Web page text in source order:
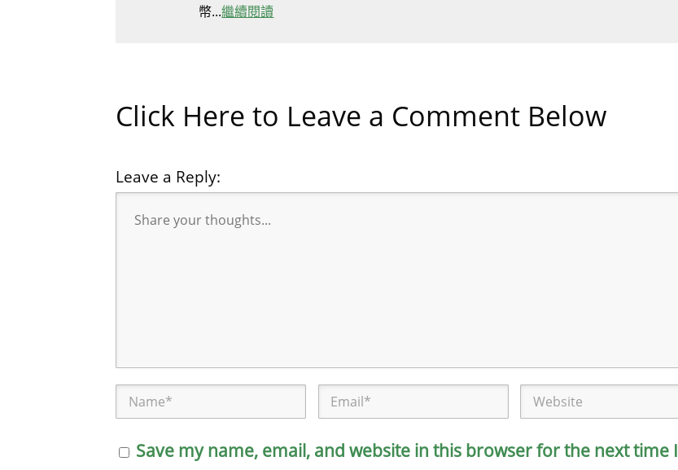
幣...繼續閱讀
Click Here to Leave a Comment Below
Leave a Reply:
Save my name, email, and website in this browser for the next time I